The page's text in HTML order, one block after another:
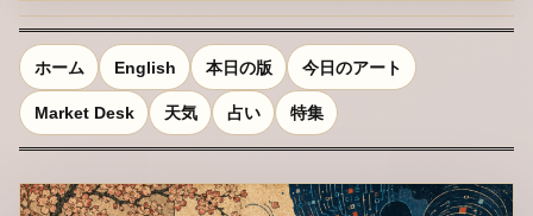
ホーム English 本日の版 今日のアート
Market Desk 天気 占い 特集